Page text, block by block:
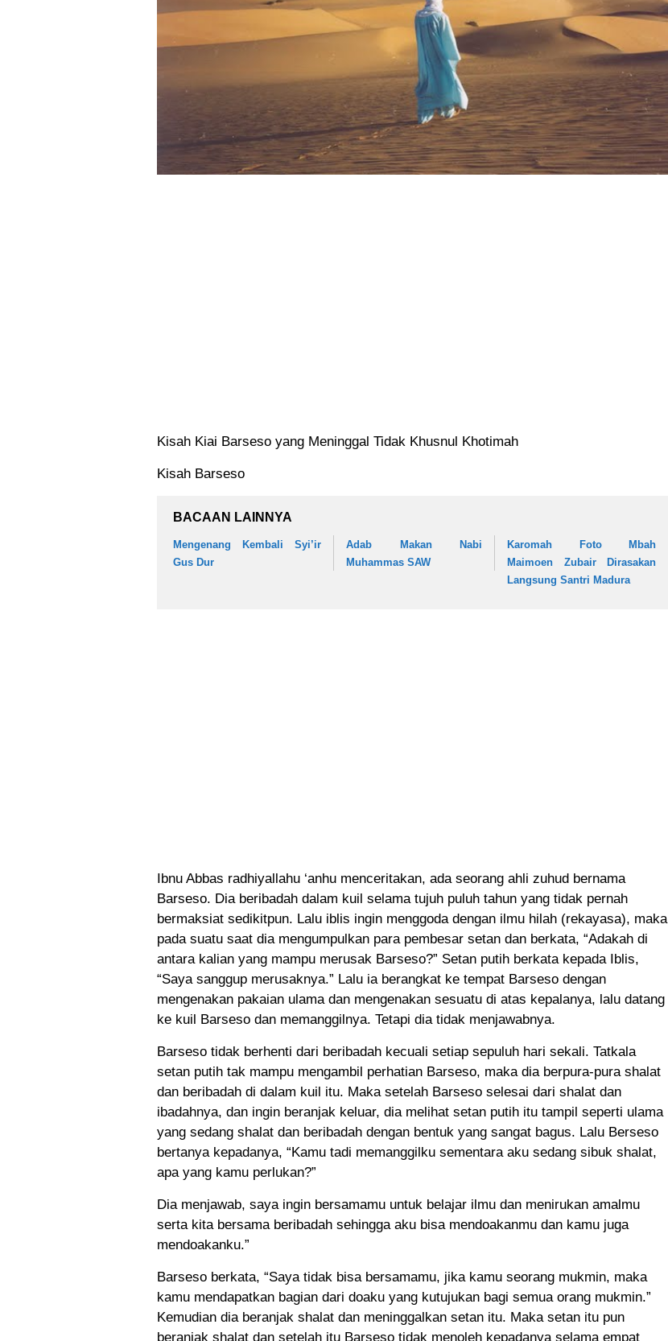
Kisah Kiai Barseso yang Meninggal Tidak Khusnul Khotimah
Kisah Barseso
BACAAN LAINNYA
Mengenang Kembali Syi’ir
Gus Dur
Adab Makan Nabi
Muhammas SAW
Karomah Foto Mbah
Maimoen Zubair Dirasakan
Langsung Santri Madura
Ibnu Abbas radhiyallahu ‘anhu menceritakan, ada seorang ahli zuhud bernama
Barseso. Dia beribadah dalam kuil selama tujuh puluh tahun yang tidak pernah
bermaksiat sedikitpun. Lalu iblis ingin menggoda dengan ilmu hilah (rekayasa), maka
pada suatu saat dia mengumpulkan para pembesar setan dan berkata, “Adakah di
antara kalian yang mampu merusak Barseso?” Setan putih berkata kepada Iblis,
“Saya sanggup merusaknya.” Lalu ia berangkat ke tempat Barseso dengan
mengenakan pakaian ulama dan mengenakan sesuatu di atas kepalanya, lalu datang
ke kuil Barseso dan memanggilnya. Tetapi dia tidak menjawabnya.
Barseso tidak berhenti dari beribadah kecuali setiap sepuluh hari sekali. Tatkala
setan putih tak mampu mengambil perhatian Barseso, maka dia berpura-pura shalat
dan beribadah di dalam kuil itu. Maka setelah Barseso selesai dari shalat dan
ibadahnya, dan ingin beranjak keluar, dia melihat setan putih itu tampil seperti ulama
yang sedang shalat dan beribadah dengan bentuk yang sangat bagus. Lalu Berseso
bertanya kepadanya, “Kamu tadi memanggilku sementara aku sedang sibuk shalat,
apa yang kamu perlukan?”
Dia menjawab, saya ingin bersamamu untuk belajar ilmu dan menirukan amalmu
serta kita bersama beribadah sehingga aku bisa mendoakanmu dan kamu juga
mendoakanku.”
Barseso berkata, “Saya tidak bisa bersamamu, jika kamu seorang mukmin, maka
kamu mendapatkan bagian dari doaku yang kutujukan bagi semua orang mukmin.”
Kemudian dia beranjak shalat dan meninggalkan setan itu. Maka setan itu pun
beranjak shalat dan setelah itu Barseso tidak menoleh kepadanya selama empat